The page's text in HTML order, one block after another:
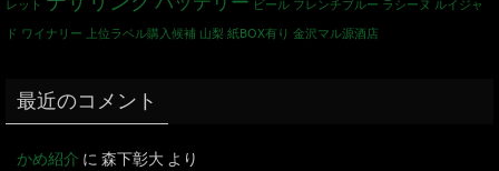
レット ビール フレンチブルー ラシーヌ ルイジャ
ド ワイナリー 上位ラベル購入候補 山梨 紙BOX有り 金沢マル源酒店
最近のコメント
かめ紹介 に 森下彰大 より